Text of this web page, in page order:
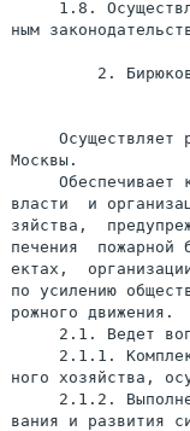
1.8.
ным
2.
Осуществляет
Москвы.
Обеспечивает
власти  и
зяйства,
печения  пожарной
ектах,
по усилению
рожного движения.
2.1. Ведет
2.1.1.
ного хозяйства,
2.1.2.
вания и развития